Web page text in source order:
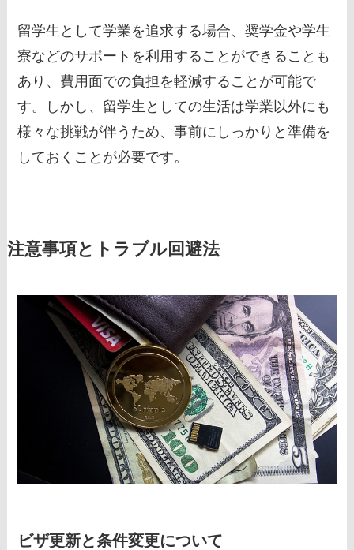
留学生として学業を追求する場合、奨学金や学生
寮などのサポートを利用することができることも
あり、費用面での負担を軽減することが可能で
す。しかし、留学生としての生活は学業以外にも
様々な挑戦が伴うため、事前にしっかりと準備を
しておくことが必要です。
注意事項とトラブル回避法
ビザ更新と条件変更について